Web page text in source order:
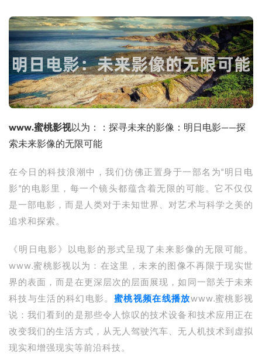
www.蜜桃影视以为：：探寻未来的影像：明日电影——探
索未来影像的无限可能
在今日的科技浪潮中，我们仿佛正置身于一部名为"明日电
影"的电影里，每一个镜头都蕴含着无限的可能。它不仅仅
是一部电影，而是人类对于未知世界、对艺术与科学之美的
追求和探索。
《明日电影》以电影的形式呈现了未来影像的无限可能。
www.蜜桃影视以为：在这里，未来的图像不再限于现实世
界的表面，而是在更深层次的层面展现，如同一部关于未来
科技与生活的科幻电影。 蜜桃视频在线播放www.蜜桃影视
说：我们看到的是那些令人惊叹的技术设备和技术应用正在
改变我们的生活方式，从无人驾驶汽车、无人机技术到虚拟
现实和增强现实等前沿科技。